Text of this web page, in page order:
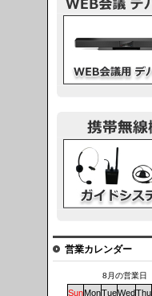
営業カレンダー
8月の営業日
SunMonTueWedThu